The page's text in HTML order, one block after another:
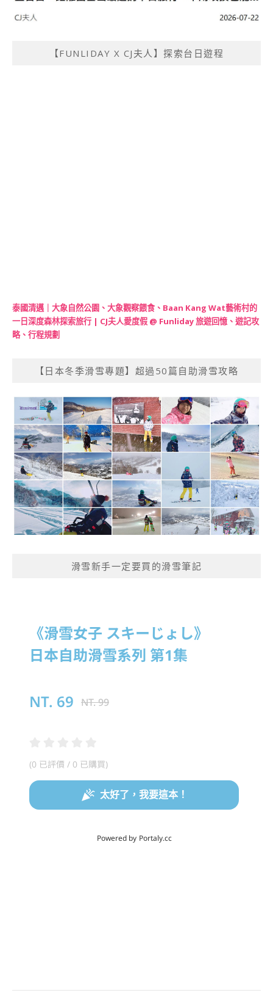
【FUNLIDAY X CJ夫人】探索台日遊程
泰國清邁｜大象自然公園、大象觀察餵食、Baan Kang Wat藝術村的
一日深度森林探索旅行 | CJ夫人愛度假 @ Funliday 旅遊回憶、遊記攻
略、行程規劃
【日本冬季滑雪專題】超過50篇自助滑雪攻略
滑雪新手一定要買的滑雪筆記